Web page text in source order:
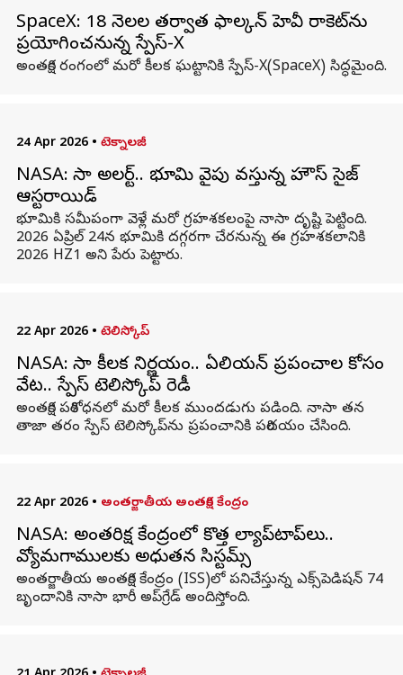
SpaceX: 18 నెలల తర్వాత ఫాల్కన్ హెవీ రాకెట్‌ను
ప్రయోగించనున్న స్పేస్‌-X
అంతరిక్ష రంగంలో మరో కీలక ఘట్టానికి స్పేస్‌-X(SpaceX) సిద్ధమైంది.
24 Apr 2026 • టెక్నాలజీ
NASA: నాసా అలర్ట్.. భూమి వైపు వస్తున్న హౌస్ సైజ్
ఆస్టరాయిడ్
భూమికి సమీపంగా వెళ్లే మరో గ్రహశకలంపై నాసా దృష్టి పెట్టింది.
2026 ఏప్రిల్ 24న భూమికి దగ్గరగా చేరనున్న ఈ గ్రహశకలానికి
2026 HZ1 అని పేరు పెట్టారు.
22 Apr 2026 • టెలిస్కోప్
NASA: నాసా కీలక నిర్ణయం.. ఏలియన్ ప్రపంచాల కోసం
వేట.. స్పేస్ టెలిస్కోప్ రెడీ
అంతరిక్ష పరిశోధనలో మరో కీలక ముందడుగు పడింది. నాసా తన
తాజా తరం స్పేస్ టెలిస్కోప్‌ను ప్రపంచానికి పరిచయం చేసింది.
22 Apr 2026 • అంతర్జాతీయ అంతరిక్ష కేంద్రం
NASA: అంతరిక్ష కేంద్రంలో కొత్త ల్యాప్‌టాప్‌లు..
వ్యోమగాములకు అధునాతన సిస్టమ్స్
అంతర్జాతీయ అంతరిక్ష కేంద్రం (ISS)లో పనిచేస్తున్న ఎక్స్‌పెడిషన్ 74
బృందానికి నాసా భారీ అప్‌గ్రేడ్ అందిస్తోంది.